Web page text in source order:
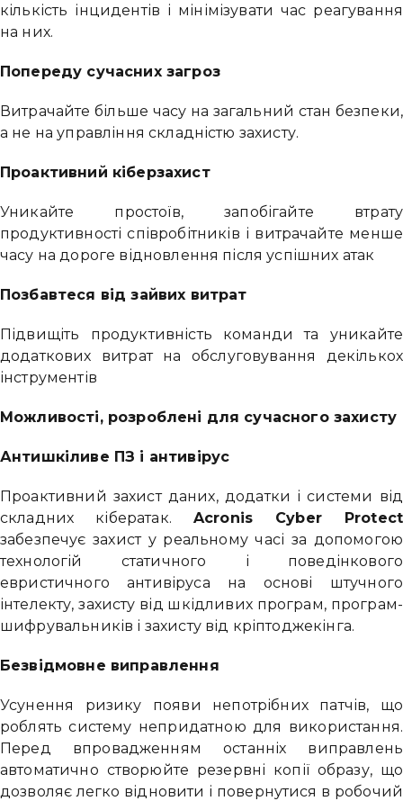
кількість інцидентів і мінімізувати час реагування
на них.
Попереду сучасних загроз
Витрачайте більше часу на загальний стан безпеки,
а не на управління складністю захисту.
Проактивний кіберзахист
Уникайте простоїв, запобігайте втрату
продуктивності співробітників і витрачайте менше
часу на дороге відновлення після успішних атак
Позбавтеся від зайвих витрат
Підвищіть продуктивність команди та уникайте
додаткових витрат на обслуговування декількох
інструментів
Можливості, розроблені для сучасного захисту
Антишкіливе ПЗ і антивірус
Проактивний захист даних, додатки і системи від
складних кібератак. Acronis Cyber ​​Protect
забезпечує захист у реальному часі за допомогою
технологій статичного і поведінкового
евристичного антивіруса на основі штучного
інтелекту, захисту від шкідливих програм, програм-
шифрувальників і захисту від кріптоджекінга.
Безвідмовне виправлення
Усунення ризику появи непотрібних патчів, що
роблять систему непридатною для використання.
Перед впровадженням останніх виправлень
автоматично створюйте резервні копії образу, що
дозволяє легко відновити і повернутися в робочий
Привіт 👋, чим тобі допомогти?
Надіслати повідомлення